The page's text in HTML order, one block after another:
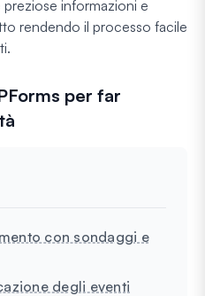
informazioni e
rendendo il processo facile
per far
con sondaggi e
degli eventi